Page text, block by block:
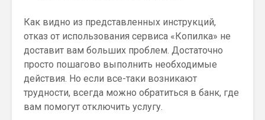
Как видно из представленных инструкций,
отказ от использования сервиса «Копилка» не
доставит вам больших проблем. Достаточно
просто пошагово выполнить необходимые
действия. Но если все-таки возникают
трудности, всегда можно обратиться в банк, где
вам помогут отключить услугу.